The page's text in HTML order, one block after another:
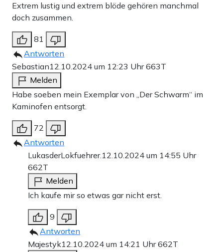
Extrem lustig und extrem blöde gehören manchmal
doch zusammen.
81
Antworten
Sebastian12.10.2024 um 12:23 Uhr663T
Melden
Habe soeben mein Exemplar von „Der Schwarm“ im
Kaminofen entsorgt.
72
Antworten
LukasderLokfuehrer.12.10.2024 um 14:55 Uhr
662T
Melden
Ich kaufe mir so etwas gar nicht erst.
9
Antworten
Majestyk12.10.2024 um 14:21 Uhr662T